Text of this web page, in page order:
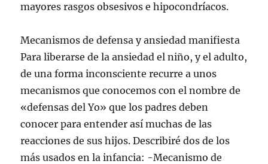
mayores rasgos obsesivos e hipocondríacos.
Mecanismos de defensa y ansiedad manifiesta
Para liberarse de la ansiedad el niño, y el adulto,
de una forma inconsciente recurre a unos
mecanismos que conocemos con el nombre de
«defensas del Yo» que los padres deben
conocer para entender así muchas de las
reacciones de sus hijos. Describiré dos de los
más usados en la infancia: -Mecanismo de